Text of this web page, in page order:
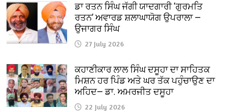
ਡਾ ਰਤਨ ਸਿੰਘ ਜੱਗੀ ਯਾਦਗਾਰੀ ‘ਗੁਰਮਤਿ
ਰਤਨ’ ਅਵਾਰਡ ਸ਼ਲਾਘਾਯੋਗ ਉਪਰਾਲਾ —
ਉਜਾਗਰ ਸਿੰਘ
27 July 2026
ਕਹਾਣੀਕਾਰ ਲਾਲ ਸਿੰਘ ਦਸੂਹਾ ਦਾ ਸਾਹਿਤਕ
ਮਿਸ਼ਨ ਹਰ ਪਿੰਡ ਅਤੇ ਘਰ ਤੱਕ ਪਹੁੰਚਾਉਣ ਦਾ
ਅਹਿਦ— ਡਾ. ਅਮਰਜੀਤ ਦਸੂਹਾ
22 July 2026